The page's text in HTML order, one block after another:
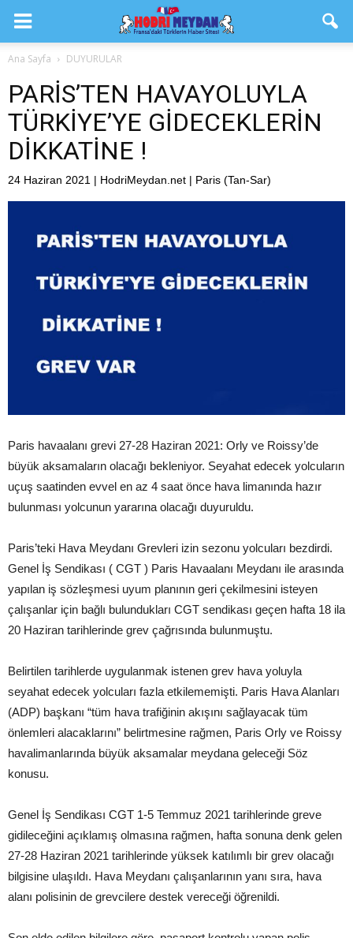
Ana Sayfa DUYURULAR
PARİS’TEN HAVAYOLUYLA
TÜRKİYE’YE GİDECEKLERİN
DİKKATİNE !
24 Haziran 2021 | HodriMeydan.net | Paris (Tan-Sar)
Paris havaalanı grevi 27-28 Haziran 2021: Orly ve Roissy’de
büyük aksamaların olacağı bekleniyor. Seyahat edecek yolcuların
uçuş saatinden evvel en az 4 saat önce hava limanında hazır
bulunması yolcunun yararına olacağı duyuruldu.
Paris’teki Hava Meydanı Grevleri izin sezonu yolcuları bezdirdi.
Genel İş Sendikası ( CGT ) Paris Havaalanı Meydanı ile arasında
yapılan iş sözleşmesi uyum planının geri çekilmesini isteyen
çalışanlar için bağlı bulundukları CGT sendikası geçen hafta 18 ila
20 Haziran tarihlerinde grev çağrısında bulunmuştu.
Belirtilen tarihlerde uygulanmak istenen grev hava yoluyla
seyahat edecek yolcuları fazla etkilememişti. Paris Hava Alanları
(ADP) başkanı “tüm hava trafiğinin akışını sağlayacak tüm
önlemleri alacaklarını” belirtmesine rağmen, Paris Orly ve Roissy
havalimanlarında büyük aksamalar meydana geleceği Söz
konusu.
Genel İş Sendikası CGT 1-5 Temmuz 2021 tarihlerinde greve
gidileceğini açıklamış olmasına rağmen, hafta sonuna denk gelen
27-28 Haziran 2021 tarihlerinde yüksek katılımlı bir grev olacağı
bilgisine ulaşıldı. Hava Meydanı çalışanlarının yanı sıra, hava
alanı polisinin de grevcilere destek vereceği öğrenildi.